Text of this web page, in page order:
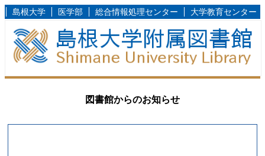
島根大学 医学部 総合情報処理センター 大学教育センター
図書館からのお知らせ